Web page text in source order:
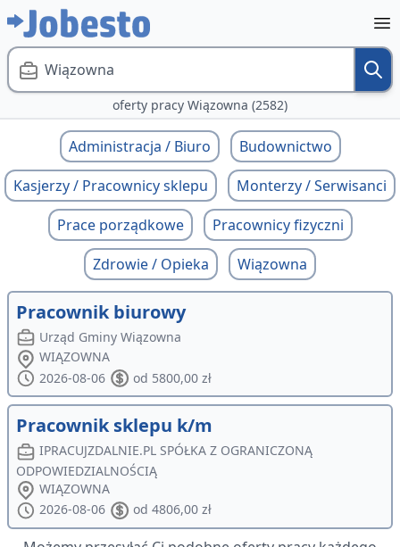
Wiązowna
oferty pracy Wiązowna (2582)
Administracja / Biuro
Budownictwo
Kasjerzy / Pracownicy sklepu
Monterzy / Serwisanci
Prace porządkowe
Pracownicy fizyczni
Zdrowie / Opieka
Wiązowna
Pracownik biurowy
Urząd Gminy Wiązowna
WIĄZOWNA
2026-08-06
od 5800,00 zł
Pracownik sklepu k/m
IPRACUJZDALNIE.PL SPÓŁKA Z OGRANICZONĄ
ODPOWIEDZIALNOŚCIĄ
WIĄZOWNA
2026-08-06
od 4806,00 zł